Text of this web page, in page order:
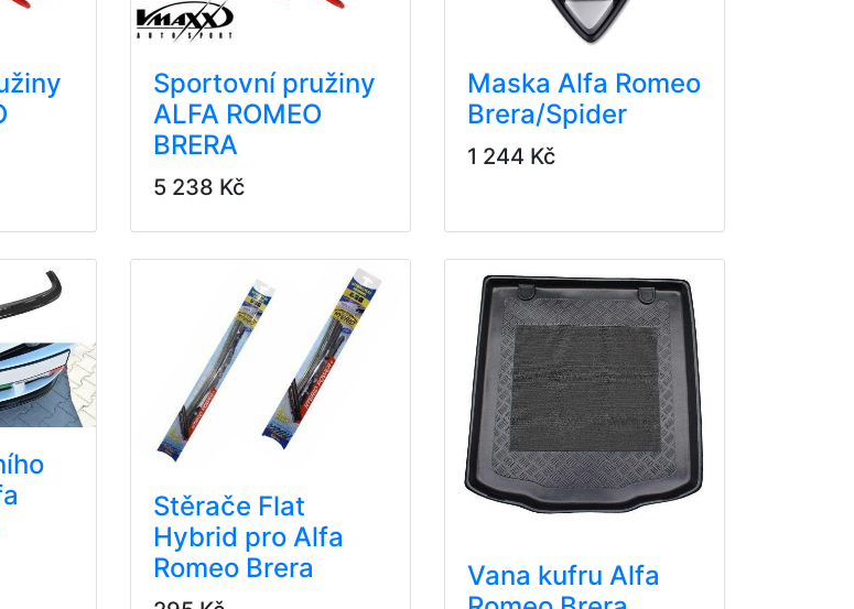
Sportovní pružiny
ALFA ROMEO
BRERA
5 238 Kč
Maska Alfa Romeo
Brera/Spider
1 244 Kč
Stěrače Flat
Hybrid pro Alfa
Romeo Brera
Vana kufru Alfa